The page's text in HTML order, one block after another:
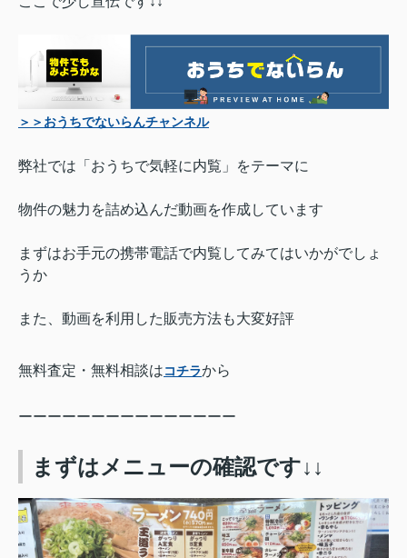
＞＞おうちでないらんチャンネル
弊社では「おうちで気軽に内覧」をテーマに
物件の魅力を詰め込んだ動画を作成しています
まずはお手元の携帯電話で内覧してみてはいかがでしょ
うか
また、動画を利用した販売方法も大変好評
無料査定・無料相談はコチラから
ーーーーーーーーーーーーーーー
まずはメニューの確認です↓↓